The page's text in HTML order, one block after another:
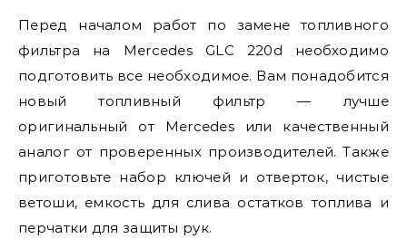
Перед началом работ по замене топливного
фильтра на Mercedes GLC 220d необходимо
подготовить все необходимое. Вам понадобится
новый топливный фильтр — лучше
оригинальный от Mercedes или качественный
аналог от проверенных производителей. Также
приготовьте набор ключей и отверток, чистые
ветоши, емкость для слива остатков топлива и
перчатки для защиты рук.